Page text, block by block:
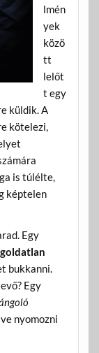
lmén
yek
közö
tt
lelőt
t egy
küldik. A
kötelezi,
is túlélte,
képtelen
Egy
bukkanni.
Egy
nyomozni